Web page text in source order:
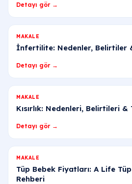
Detayı gör →
MAKALE
İnfertilite: Nedenler, Belirtiler
Detayı gör →
MAKALE
Kısırlık: Nedenleri, Belirtileri &
Detayı gör →
MAKALE
Tüp Bebek Fiyatları: A Life
Rehberi